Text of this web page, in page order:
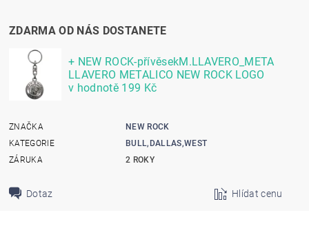
ZDARMA OD NÁS DOSTANETE
+ NEW ROCK-přívěsekM.LLAVERO_META
LLAVERO METALICO NEW ROCK LOGO
v hodnotě 199 Kč
ZNAČKA
NEW ROCK
KATEGORIE
BULL,DALLAS,WEST
ZÁRUKA
2 ROKY
Dotaz Hlídat cenu